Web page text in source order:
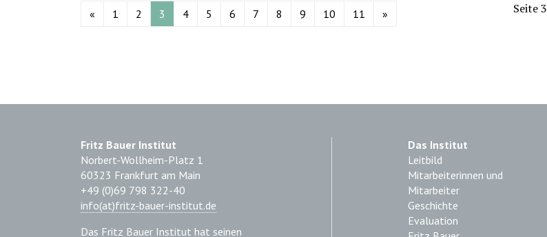
« 1 2 3 4 5 6 7 8 9 10 11 » Seite
Fritz Bauer Institut
Norbert-Wollheim-Platz 1
60323 Frankfurt am Main
+49 (0)69 798 322-40
info(at)fritz-bauer-institut.de
Das Fritz Bauer Institut hat seinen
Das Institut
Leitbild
Mitarbeiterinnen und
Mitarbeiter
Geschichte
Evaluation